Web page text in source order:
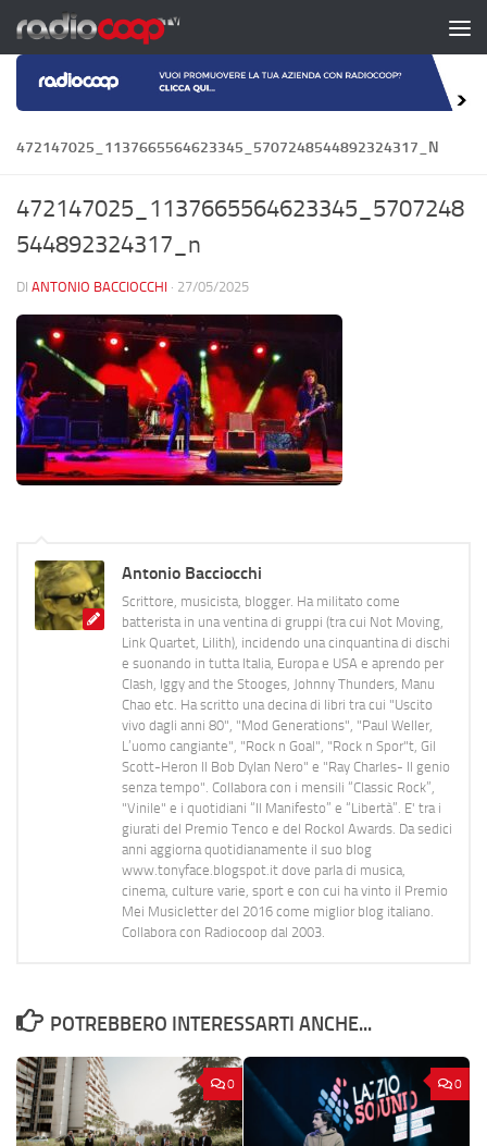
Salta al contenuto
472147025_1137665564623345_5707248544892324317_N
472147025_1137665564623345_5707248
544892324317_n
DI ANTONIO BACCIOCCHI · 27/05/2025
Antonio Bacciocchi
Scrittore, musicista, blogger. Ha militato come
batterista in una ventina di gruppi (tra cui Not Moving,
Link Quartet, Lilith), incidendo una cinquantina di dischi
e suonando in tutta Italia, Europa e USA e aprendo per
Clash, Iggy and the Stooges, Johnny Thunders, Manu
Chao etc. Ha scritto una decina di libri tra cui "Uscito
vivo dagli anni 80", "Mod Generations", "Paul Weller,
L’uomo cangiante", "Rock n Goal", "Rock n Spor"t, Gil
Scott-Heron Il Bob Dylan Nero" e "Ray Charles- Il genio
senza tempo". Collabora con i mensili “Classic Rock”,
"Vinile" e i quotidiani “Il Manifesto” e “Libertà”. E' tra i
giurati del Premio Tenco e del Rockol Awards. Da sedici
anni aggiorna quotidianamente il suo blog
www.tonyface.blogspot.it dove parla di musica,
cinema, culture varie, sport e con cui ha vinto il Premio
Mei Musicletter del 2016 come miglior blog italiano.
Collabora con Radiocoop dal 2003.
POTREBBERO INTERESSARTI ANCHE...
0 0